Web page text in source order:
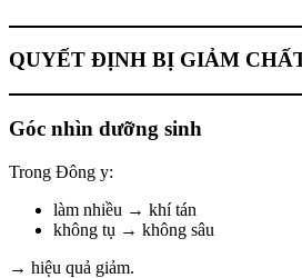
QUYẾT ĐỊNH BỊ GIẢM
Góc nhìn dưỡng sinh
Trong Đông y:
làm nhiều → khí tán
không tụ → không sâu
→ hiệu quả giảm.